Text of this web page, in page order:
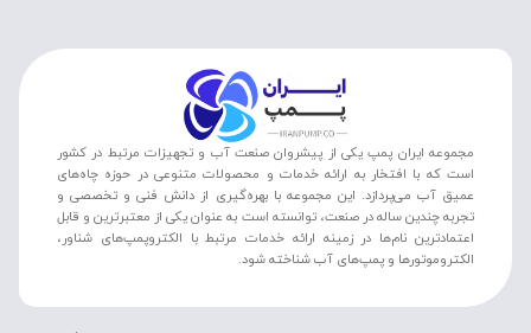
مجموعه ایران پمپ یکی از پیشروان صنعت آب و تجهیزات مرتبط در کشور
است که با افتخار به ارائه خدمات و محصولات متنوعی در حوزه چاه‌های
عمیق آب می‌پردازد. این مجموعه با بهره‌گیری از دانش فنی و تخصصی و
تجربه چندین ساله در صنعت، توانسته است به عنوان یکی از معتبرترین و قابل
اعتمادترین نام‌ها در زمینه ارائه خدمات مرتبط با الکتروپمپ‌های شناور،
الکتروموتورها و پمپ‌های آب شناخته شود.